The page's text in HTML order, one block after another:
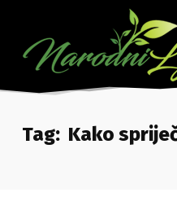
Tag: Kako